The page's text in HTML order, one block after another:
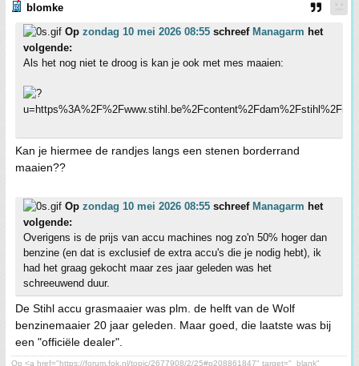
blomke
Op zondag 10 mei 2026 08:55 schreef Managarm het
volgende:
Als het nog niet te droog is kan je ook met mes maaien:
Kan je hiermee de randjes langs een stenen borderrand
maaien??
Op zondag 10 mei 2026 08:55 schreef Managarm het
volgende:
Overigens is de prijs van accu machines nog zo'n 50% hoger dan
benzine (en dat is exclusief de extra accu's die je nodig hebt), ik
had het graag gekocht maar zes jaar geleden was het
schreeuwend duur.
De Stihl accu grasmaaier was plm. de helft van de Wolf
benzinemaaier 20 jaar geleden. Maar goed, die laatste was bij
een "officiële dealer".
Op <a href="https://forum.fok.nl/topic/2677908/2/25#p208861847" target="_blank"